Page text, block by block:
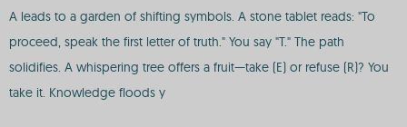
A leads to a garden of shifting symbols. A stone tablet reads: "To
proceed, speak the first letter of truth." You say "T." The path
solidifies. A whispering tree offers a fruit—take (E) or refuse (R)? You
take it. Knowledge floods y